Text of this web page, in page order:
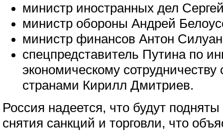
министр иностранных дел
министр обороны Андрей
министр финансов Антон
спецпредставитель Путина по
экономическому
странами Кирилл Дмитриев.
Россия надеется, что будут
снятия санкций и торговли, что